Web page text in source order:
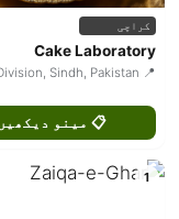
کراچی
Cake Laboratory
📍 Karachi Division, Sindh, Pakistan
📋 مینو
1